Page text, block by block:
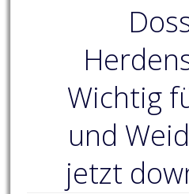
Wichtig
und
jetzt